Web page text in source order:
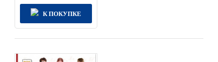
К ПОКУПКЕ